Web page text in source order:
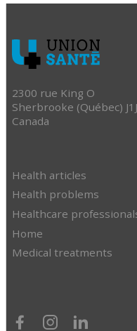
2300 rue King O
Sherbrooke (Québec)
Canada
Health articles
Health problems
Healthcare
Home
Medical treatments